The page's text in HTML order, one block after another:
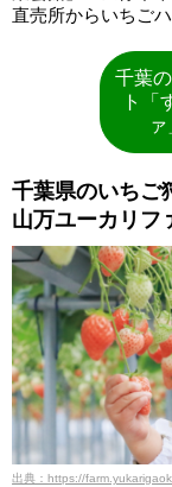
直売所からいちご
千葉
ト「
千葉県のいちご
山万ユーカリフ
出典：https://